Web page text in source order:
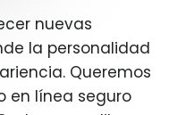
nuevas
la personalidad
Queremos
en línea seguro